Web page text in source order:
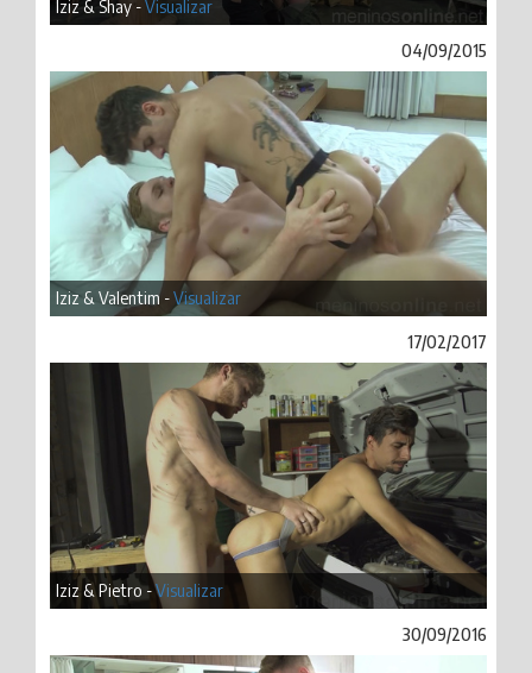
Iziz & Shay -Visualizar
04/09/2015
Iziz & Valentim -Visualizar
17/02/2017
Iziz & Pietro -Visualizar
30/09/2016